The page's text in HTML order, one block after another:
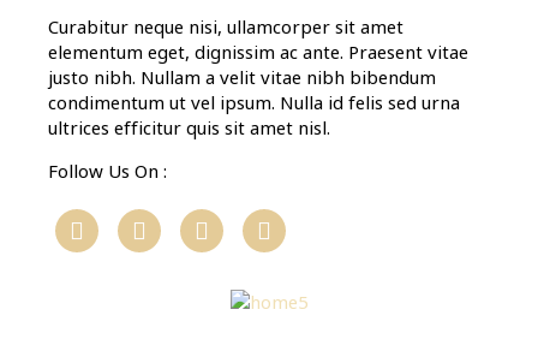
Curabitur neque nisi, ullamcorper sit amet
elementum eget, dignissim ac ante. Praesent vitae
justo nibh. Nullam a velit vitae nibh bibendum
condimentum ut vel ipsum. Nulla id felis sed urna
ultrices efficitur quis sit amet nisl.
Follow Us On :